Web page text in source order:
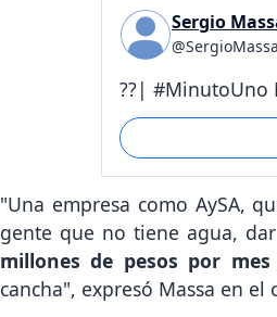
Sergio
@SergioMassa
??| #MinutoUno
"Una empresa como AySA,
gente que no tiene agua,
millones de pesos por
cancha", expresó Massa en el